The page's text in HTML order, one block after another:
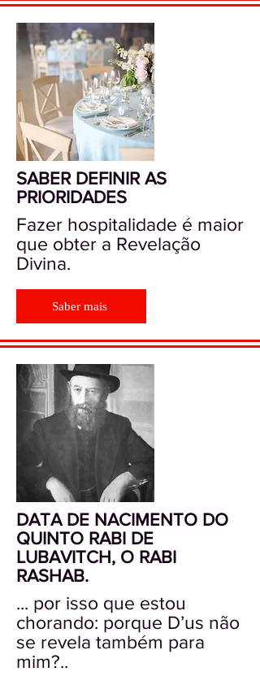
SABER DEFINIR AS
PRIORIDADES
Fazer hospitalidade é maior
que obter a Revelação
Divina.
Saber mais
DATA DE NACIMENTO DO
QUINTO RABI DE
LUBAVITCH, O RABI
RASHAB.
... por isso que estou
chorando: porque D’us não
se revela também para
mim?..